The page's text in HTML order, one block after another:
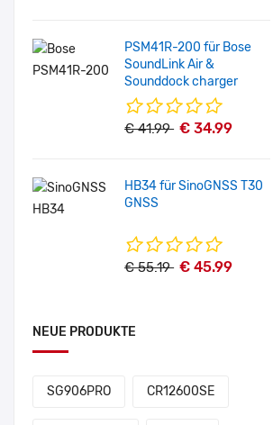
PSM41R-200 für Bose
SoundLink Air &
Sounddock charger
€ 41.99 € 34.99
HB34 für SinoGNSS T30
GNSS
€ 55.19 € 45.99
NEUE PRODUKTE
SG906PRO CR12600SE